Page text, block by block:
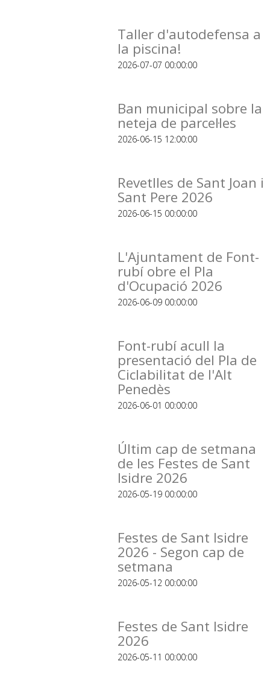
Taller d'autodefensa a
la piscina!
2026-07-07 00:00:00
Ban municipal sobre la
neteja de parcel·les
2026-06-15 12:00:00
Revetlles de Sant Joan i
Sant Pere 2026
2026-06-15 00:00:00
L'Ajuntament de Font-
rubí obre el Pla
d'Ocupació 2026
2026-06-09 00:00:00
Font-rubí acull la
presentació del Pla de
Ciclabilitat de l'Alt
Penedès
2026-06-01 00:00:00
Últim cap de setmana
de les Festes de Sant
Isidre 2026
2026-05-19 00:00:00
Festes de Sant Isidre
2026 - Segon cap de
setmana
2026-05-12 00:00:00
Festes de Sant Isidre
2026
2026-05-11 00:00:00